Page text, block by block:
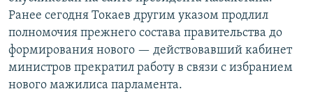
Ранее сегодня Токаев другим указом продлил
полномочия прежнего состава правительства до
формирования нового — действовавший кабинет
министров прекратил работу в связи с избранием
нового мажилиса парламента.